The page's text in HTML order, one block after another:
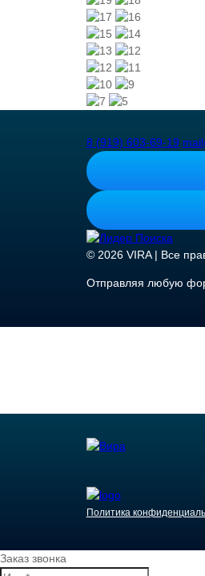
8 (919) 603-69-19
© 2026 VIRA | Все
Отправляя любую
Политика
Заказ звонка